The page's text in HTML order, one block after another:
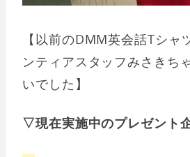
【以前のDMM英会話Tシャ
ンティアスタッフみさきち
いでした】
▽現在実施中のプレゼント